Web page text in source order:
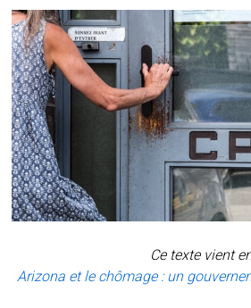
Ce texte vient
Arizona et le chômage : un